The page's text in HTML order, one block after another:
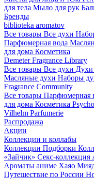
для тела Мыло для рук
Бренды
biblioteka aromatov
Все товары Все духи
Парфюмерная вода
для дома Косметика
Demeter Fragrance Library
Все товары Все духи
Масляные духи Наборы
Fragrance Community
Все товары Парфюмерная
для дома Косметика
Vilhelm Parfumerie
Распродажа
Акции
Коллекции и коллабы
Коллекции Подборки
«Зайчик» Секс-коллекция
Ароматы аниме Хаяо
Путешествие по России